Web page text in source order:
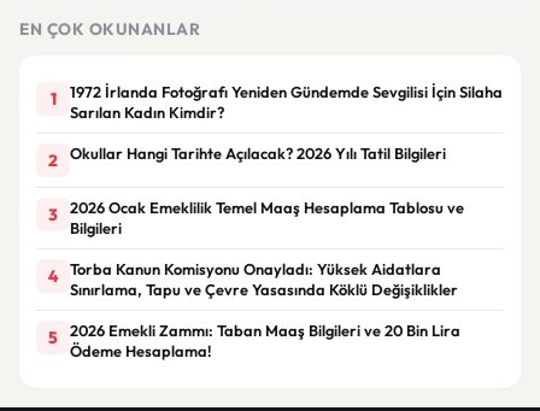
EN ÇOK OKUNANLAR
1
1972 İrlanda Fotoğrafı Yeniden Gündemde Sevgilisi İçin Silaha
Sarılan Kadın Kimdir?
2 Okullar Hangi Tarihte Açılacak? 2026 Yılı Tatil Bilgileri
3
2026 Ocak Emeklilik Temel Maaş Hesaplama Tablosu ve
Bilgileri
4
Torba Kanun Komisyonu Onayladı: Yüksek Aidatlara
Sınırlama, Tapu ve Çevre Yasasında Köklü Değişiklikler
5
2026 Emekli Zammı: Taban Maaş Bilgileri ve 20 Bin Lira
Ödeme Hesaplama!